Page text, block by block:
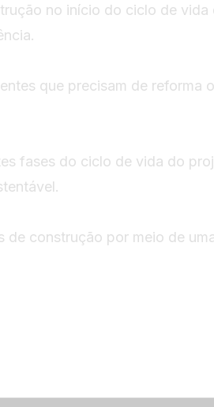
no início do ciclo de
que precisam de reforma
fases do ciclo de vida do
construção por meio de